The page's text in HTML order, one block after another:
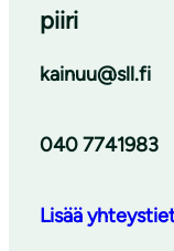
piiri
kainuu@sll.fi
040 7741983
Lisää